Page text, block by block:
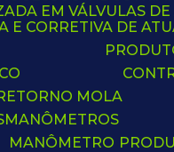
EM VÁLVULAS
E CORRETIVA DE
MOLA
MANÔMETROS
MANÔMETRO